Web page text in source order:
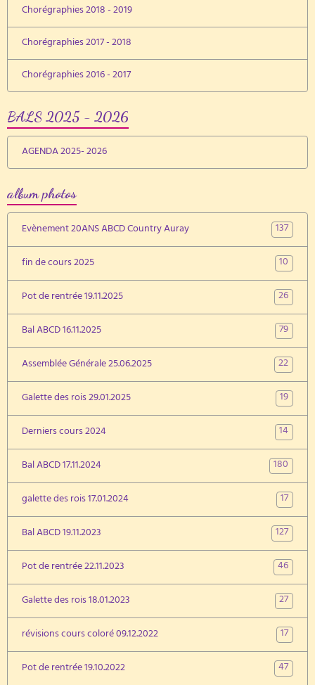
Chorégraphies 2018 - 2019
Chorégraphies 2017 - 2018
Chorégraphies 2016 - 2017
BALS 2025 - 2026
AGENDA 2025- 2026
album photos
Evènement 20ANS ABCD Country Auray
137
fin de cours 2025
10
Pot de rentrée 19.11.2025
26
Bal ABCD 16.11.2025
79
Assemblée Générale 25.06.2025
22
Galette des rois 29.01.2025
19
Derniers cours 2024
14
Bal ABCD 17.11.2024
180
galette des rois 17.01.2024
17
Bal ABCD 19.11.2023
127
Pot de rentrée 22.11.2023
46
Galette des rois 18.01.2023
27
révisions cours coloré 09.12.2022
17
Pot de rentrée 19.10.2022
47